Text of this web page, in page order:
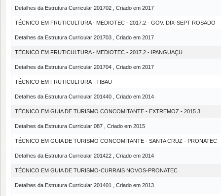
Detalhes da Estrutura Curricular 201702 , Criado em 2017
TÉCNICO EM FRUTICULTURA - MEDIOTEC - 2017.2 - GOV. DIX-SEPT ROSADO
Detalhes da Estrutura Curricular 201703 , Criado em 2017
TÉCNICO EM FRUTICULTURA - MEDIOTEC - 2017.2 - IPANGUAÇU
Detalhes da Estrutura Curricular 201704 , Criado em 2017
TÉCNICO EM FRUTICULTURA - TIBAU
Detalhes da Estrutura Curricular 201440 , Criado em 2014
TÉCNICO EM GUIA DE TURISMO CONCOMITANTE - EXTREMOZ - 2015.3
Detalhes da Estrutura Curricular 087 , Criado em 2015
TÉCNICO EM GUIA DE TURISMO CONCOMITANTE - SANTA CRUZ - PRONATEC
Detalhes da Estrutura Curricular 201422 , Criado em 2014
TÉCNICO EM GUIA DE TURISMO-CURRAIS NOVOS-PRONATEC
Detalhes da Estrutura Curricular 201401 , Criado em 2013